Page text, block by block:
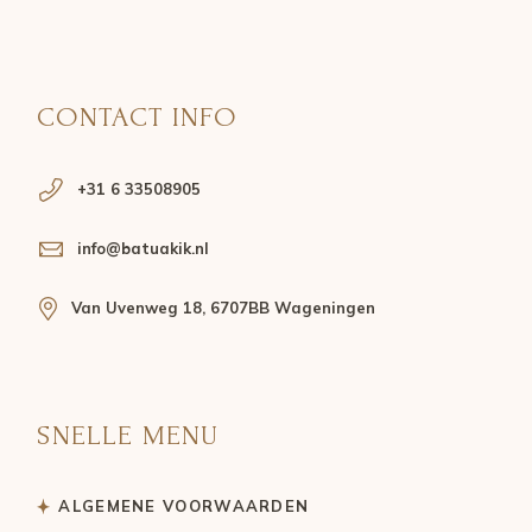
CONTACT INFO
+31 6 33508905
info@batuakik.nl
Van Uvenweg 18, 6707BB Wageningen
SNELLE MENU
ALGEMENE VOORWAARDEN